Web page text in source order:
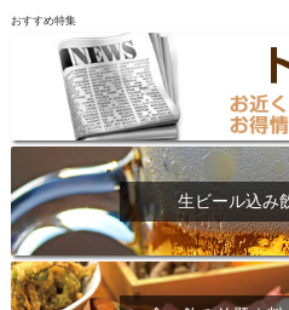
おすすめ特集
生ビール込み